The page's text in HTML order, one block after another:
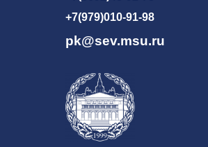
+7(979)010-91-98
pk@sev.msu.ru